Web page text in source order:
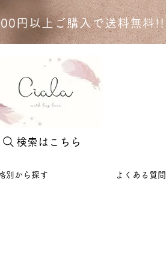
00円以上ご購入で送料無料!!
検索はこちら
別から探す よくある質問